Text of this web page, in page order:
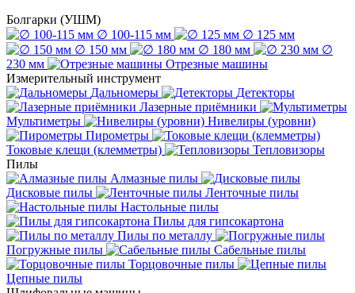
Болгарки (УШМ)
∅ 100-115 мм
∅ 125 мм
∅ 150 мм
∅ 180 мм
∅
230 мм
Отрезные машины
Измерительный инструмент
Дальномеры
Детекторы
Лазерные приёмники
Мультиметры
Нивелиры (уровни)
Пирометры
Токовые клещи (клемметры)
Тепловизоры
Пилы
Алмазные пилы
Дисковые пилы
Ленточные пилы
Настольные пилы
Пилы для гипсокартона
Пилы по металлу
Погружные пилы
Сабельные пилы
Торцовочные пилы
Цепные пилы